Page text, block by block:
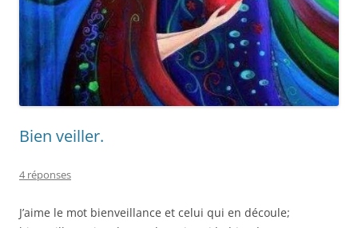
Bien veiller.
4 réponses
J’aime le mot bienveillance et celui qui en découle;